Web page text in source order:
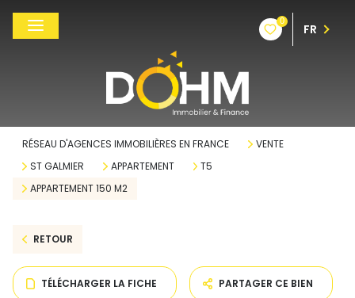
0
FR
RÉSEAU D'AGENCES IMMOBILIÈRES EN FRANCE
VENTE
ST GALMIER
APPARTEMENT
T5
APPARTEMENT 150 M2
RETOUR
TÉLÉCHARGER LA FICHE PARTAGER CE BIEN